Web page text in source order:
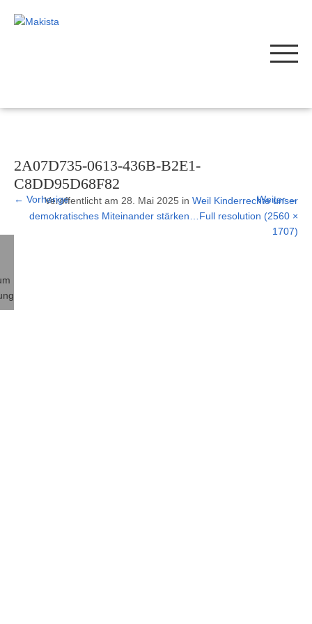
2A07D735-0613-436B-B2E1-
C8DD95D68F82
Veröffentlicht am 28. Mai 2025 in Weil Kinderrechte unser
demokratisches Miteinander stärken… Full resolution (2560 ×
1707)
← Vorherige Weiter→